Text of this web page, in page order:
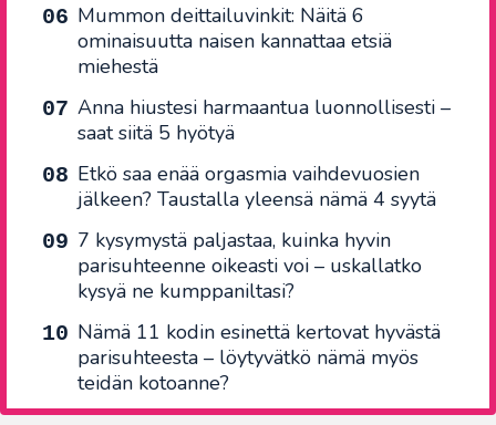
Mummon deittailuvinkit: Näitä 6
ominaisuutta naisen kannattaa etsiä
miehestä
Anna hiustesi harmaantua luonnollisesti –
saat siitä 5 hyötyä
Etkö saa enää orgasmia vaihdevuosien
jälkeen? Taustalla yleensä nämä 4 syytä
7 kysymystä paljastaa, kuinka hyvin
parisuhteenne oikeasti voi – uskallatko
kysyä ne kumppaniltasi?
Nämä 11 kodin esinettä kertovat hyvästä
parisuhteesta – löytyvätkö nämä myös
teidän kotoanne?